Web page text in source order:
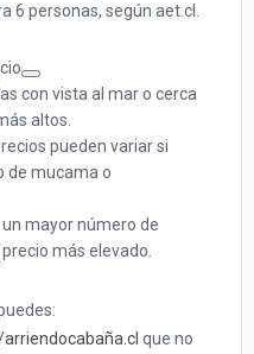
6 personas, según aet.cl.
con vista al mar o cerca
altos.
pueden variar si
de mucama o
mayor número de
más elevado.
que no